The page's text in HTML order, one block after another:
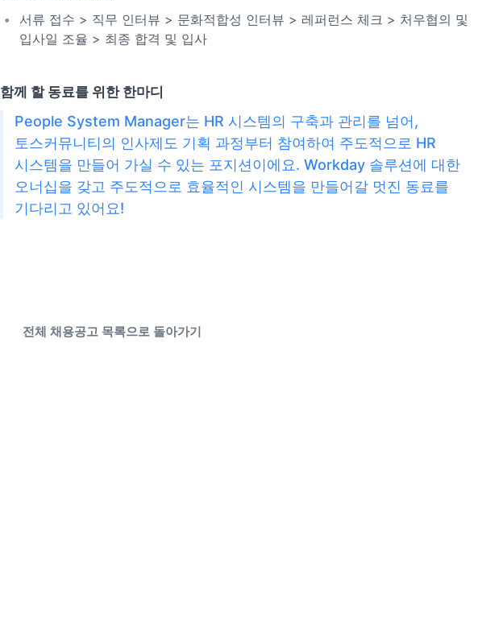
서류 접수 > 직무 인터뷰 > 문화적합성 인터뷰 > 레퍼런스 체크 > 처우협의 및
입사일 조율 > 최종 합격 및 입사
함께 할 동료를 위한 한마디
People System Manager는 HR 시스템의 구축과 관리를 넘어,
토스커뮤니티의 인사제도 기획 과정부터 참여하여 주도적으로 HR
시스템을 만들어 가실 수 있는 포지션이에요. Workday 솔루션에 대한
오너십을 갖고 주도적으로 효율적인 시스템을 만들어갈 멋진 동료를
기다리고 있어요!
전체 채용공고 목록으로 돌아가기